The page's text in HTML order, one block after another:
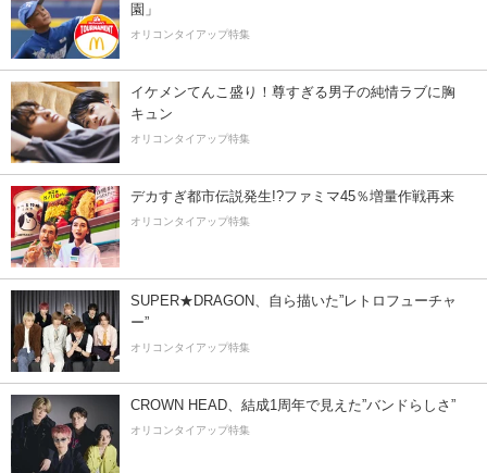
園」
オリコンタイアップ特集
イケメンてんこ盛り！尊すぎる男子の純情ラブに胸
キュン
オリコンタイアップ特集
デカすぎ都市伝説発生!?ファミマ45％増量作戦再来
オリコンタイアップ特集
SUPER★DRAGON、自ら描いた”レトロフューチャ
ー”
オリコンタイアップ特集
CROWN HEAD、結成1周年で見えた”バンドらしさ”
オリコンタイアップ特集